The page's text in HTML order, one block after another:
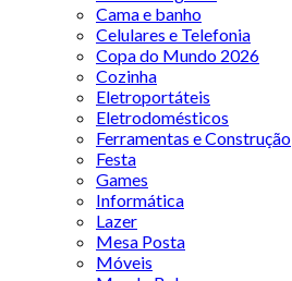
Cama e banho
Celulares e Telefonia
Copa do Mundo 2026
Cozinha
Eletroportáteis
Eletrodomésticos
Ferramentas e Construção
Festa
Games
Informática
Lazer
Mesa Posta
Móveis